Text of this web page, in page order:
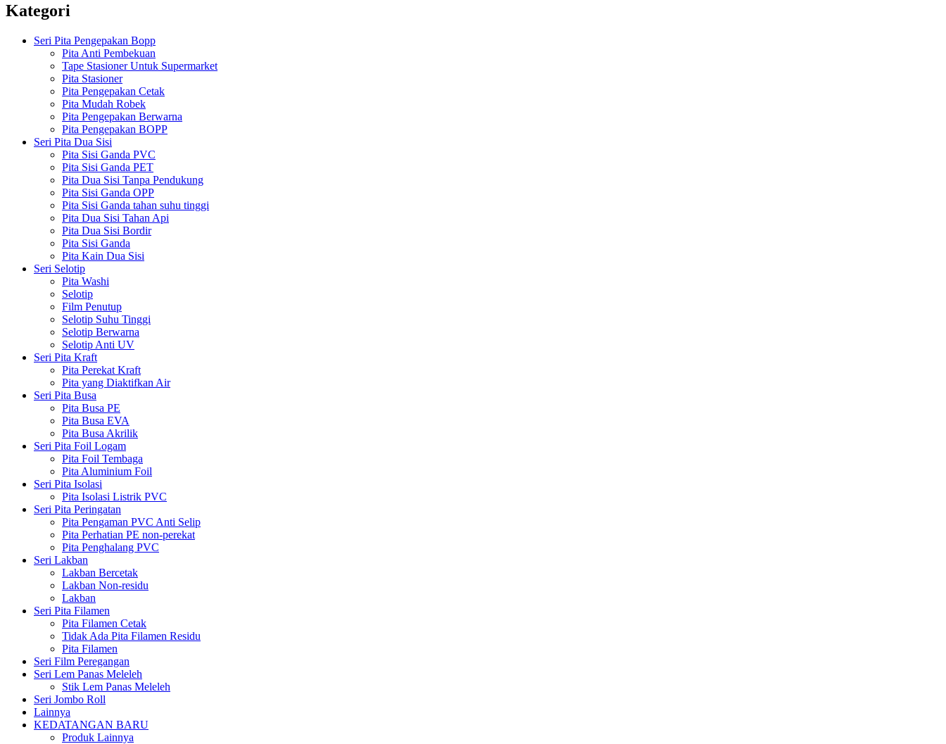
Kategori
Seri Pita Pengepakan Bopp
Pita Anti Pembekuan
Tape Stasioner Untuk Supermarket
Pita Stasioner
Pita Pengepakan Cetak
Pita Mudah Robek
Pita Pengepakan Berwarna
Pita Pengepakan BOPP
Seri Pita Dua Sisi
Pita Sisi Ganda PVC
Pita Sisi Ganda PET
Pita Dua Sisi Tanpa Pendukung
Pita Sisi Ganda OPP
Pita Sisi Ganda tahan suhu tinggi
Pita Dua Sisi Tahan Api
Pita Dua Sisi Bordir
Pita Sisi Ganda
Pita Kain Dua Sisi
Seri Selotip
Pita Washi
Selotip
Film Penutup
Selotip Suhu Tinggi
Selotip Berwarna
Selotip Anti UV
Seri Pita Kraft
Pita Perekat Kraft
Pita yang Diaktifkan Air
Seri Pita Busa
Pita Busa PE
Pita Busa EVA
Pita Busa Akrilik
Seri Pita Foil Logam
Pita Foil Tembaga
Pita Aluminium Foil
Seri Pita Isolasi
Pita Isolasi Listrik PVC
Seri Pita Peringatan
Pita Pengaman PVC Anti Selip
Pita Perhatian PE non-perekat
Pita Penghalang PVC
Seri Lakban
Lakban Bercetak
Lakban Non-residu
Lakban
Seri Pita Filamen
Pita Filamen Cetak
Tidak Ada Pita Filamen Residu
Pita Filamen
Seri Film Peregangan
Seri Lem Panas Meleleh
Stik Lem Panas Meleleh
Seri Jombo Roll
Lainnya
KEDATANGAN BARU
Produk Lainnya